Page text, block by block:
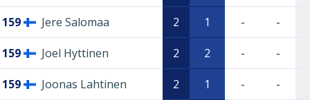
159 Jere Salomaa 2 1 - -
159 Joel Hyttinen 2 2 - -
159 Joonas Lahtinen 2 1 - -